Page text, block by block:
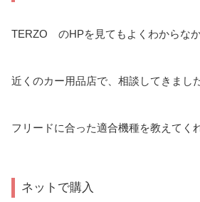
TERZO のHPを見てもよくわからな
近くのカー用品店で、相談してきました
フリードに合った適合機種を教えてく
ネットで購入